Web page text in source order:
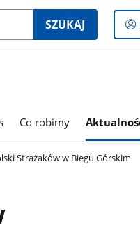
SZUKAJ
Co robimy
Strażaków w Biegu Górskim